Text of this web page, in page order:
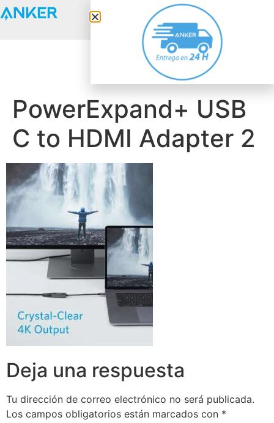
PowerExpand+ USB
C to HDMI Adapter 2
Deja una respuesta
Tu dirección de correo electrónico no será publicada.
Los campos obligatorios están marcados con *